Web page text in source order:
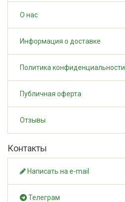
О нас
Информация о доставке
Политика конфиденциальности
Публичная оферта
Отзывы
Контакты
Написать на e-mail
Телеграм